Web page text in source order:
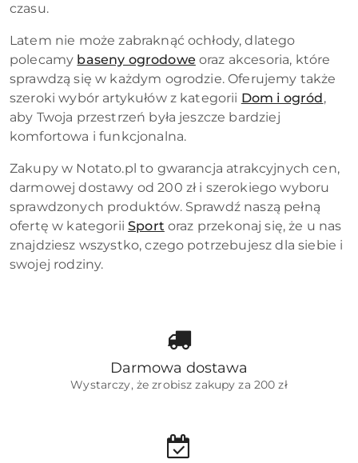
czasu.
Latem nie może zabraknąć ochłody, dlatego
polecamy baseny ogrodowe oraz akcesoria, które
sprawdzą się w każdym ogrodzie. Oferujemy także
szeroki wybór artykułów z kategorii Dom i ogród ,
aby Twoja przestrzeń była jeszcze bardziej
komfortowa i funkcjonalna.
Zakupy w Notato.pl to gwarancja atrakcyjnych cen,
darmowej dostawy od 200 zł i szerokiego wyboru
sprawdzonych produktów. Sprawdź naszą pełną
ofertę w kategoriiSport oraz przekonaj się, że u nas
znajdziesz wszystko, czego potrzebujesz dla siebie i
swojej rodziny.
Darmowa dostawa
Wystarczy, że zrobisz zakupy za 200 zł